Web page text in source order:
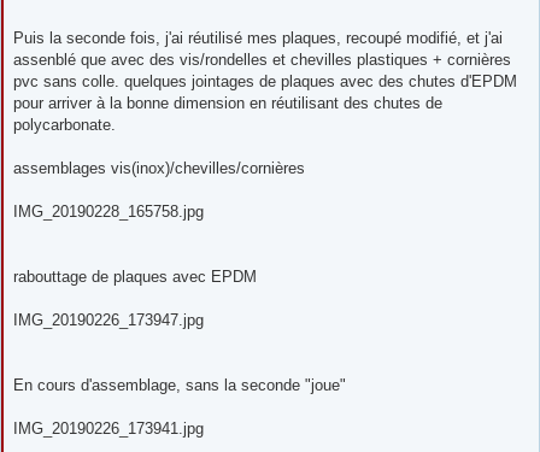
Puis la seconde fois, j'ai réutilisé mes plaques, recoupé modifié, et j'ai
assenblé que avec des vis/rondelles et chevilles plastiques + cornières
pvc sans colle. quelques jointages de plaques avec des chutes d'EPDM
pour arriver à la bonne dimension en réutilisant des chutes de
polycarbonate.
assemblages vis(inox)/chevilles/cornières
IMG_20190228_165758.jpg
rabouttage de plaques avec EPDM
IMG_20190226_173947.jpg
En cours d'assemblage, sans la seconde "joue"
IMG_20190226_173941.jpg